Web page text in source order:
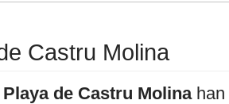
Castru Molina
Playa de Castru Molinahan